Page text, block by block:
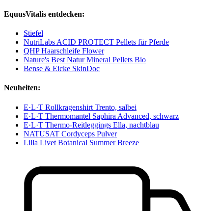
EquusVitalis entdecken:
Stiefel
NutriLabs ACID PROTECT Pellets für Pferde
QHP Haarschleife Flower
Nature's Best Natur Mineral Pellets Bio
Bense & Eicke SkinDoc
Neuheiten:
E·L·T Rollkragenshirt Trento, salbei
E·L·T Thermomantel Saphira Advanced, schwarz
E·L·T Thermo-Reitleggings Ella, nachtblau
NATUSAT Cordyceps Pulver
Lilla Livet Botanical Summer Breeze